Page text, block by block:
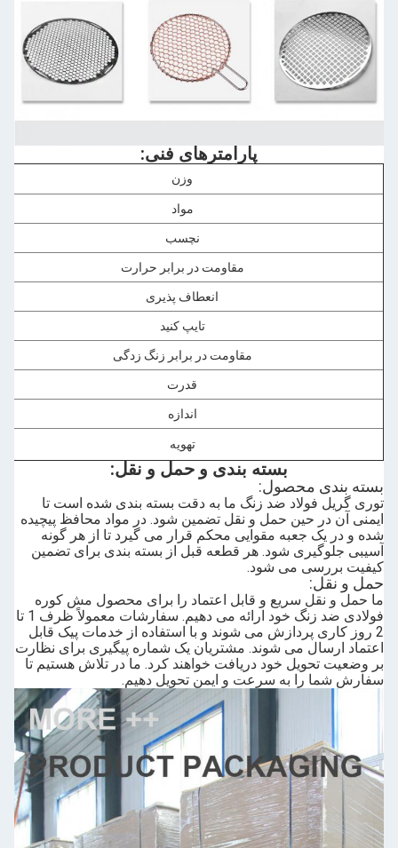
پارامترهای فنی:
وزن
مواد
نچسب
مقاومت در برابر حرارت
انعطاف پذیری
تایپ کنید
مقاومت در برابر زنگ زدگی
قدرت
اندازه
تهویه
بسته بندی و حمل و نقل:
بسته بندی محصول:
توری گریل فولاد ضد زنگ ما به دقت بسته بندی شده است تا
ایمنی آن در حین حمل و نقل تضمین شود. در مواد محافظ پیچیده
شده و در یک جعبه مقوایی محکم قرار می گیرد تا از هر گونه
آسیبی جلوگیری شود. هر قطعه قبل از بسته بندی برای تضمین
کیفیت بررسی می شود.
حمل و نقل:
ما حمل و نقل سریع و قابل اعتماد را برای محصول مش کوره
فولادی ضد زنگ خود ارائه می دهیم. سفارشات معمولاً ظرف 1 تا
2 روز کاری پردازش می شوند و با استفاده از خدمات پیک قابل
اعتماد ارسال می شوند. مشتریان یک شماره پیگیری برای نظارت
بر وضعیت تحویل خود دریافت خواهند کرد. ما در تلاش هستیم تا
سفارش شما را به سرعت و ایمن تحویل دهیم.